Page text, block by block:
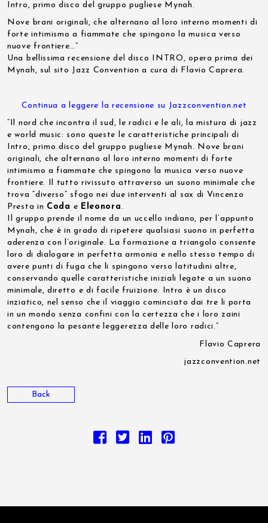
Intro, primo disco del gruppo pugliese Mynah.
Nove brani originali, che alternano al loro interno momenti di
forte intimismo a fiammate che spingono la musica verso
nuove frontiere…”
Una bellissima recensione del disco INTRO, opera prima dei
Mynah, sul sito Jazz Convention a cura di Flavio Caprera.
Continua a leggere la recensione su Jazzconvention.net
“Il nord che incontra il sud, le radici e le ali, la mistura di jazz
e world music: sono queste le caratteristiche principali di
Intro, primo disco del gruppo pugliese Mynah. Nove brani
originali, che alternano al loro interno momenti di forte
intimismo a fiammate che spingono la musica verso nuove
frontiere. Il tutto rivissuto attraverso un suono minimale che
trova “diverso” sfogo nei due interventi al sax di Vincenzo
Presta in Coda e Eleonora.
Il gruppo prende il nome da un uccello indiano, per l’appunto
Mynah, che è in grado di ripetere qualsiasi suono in perfetta
aderenza con l’originale. La formazione a triangolo consente
loro di dialogare in perfetta armonia e nello stesso tempo di
avere punti di fuga che li spingono verso latitudini altre,
conservando quelle caratteristiche iniziali legate a un suono
minimale, diretto e di facile fruizione. Intro è un disco
inziatico, nel senso che il viaggio cominciato dai tre li porta
in un mondo senza confini con la certezza che i loro zaini
contengono la pesante leggerezza delle loro radici.”
Flavio Caprera
jazzconvention.net
Back